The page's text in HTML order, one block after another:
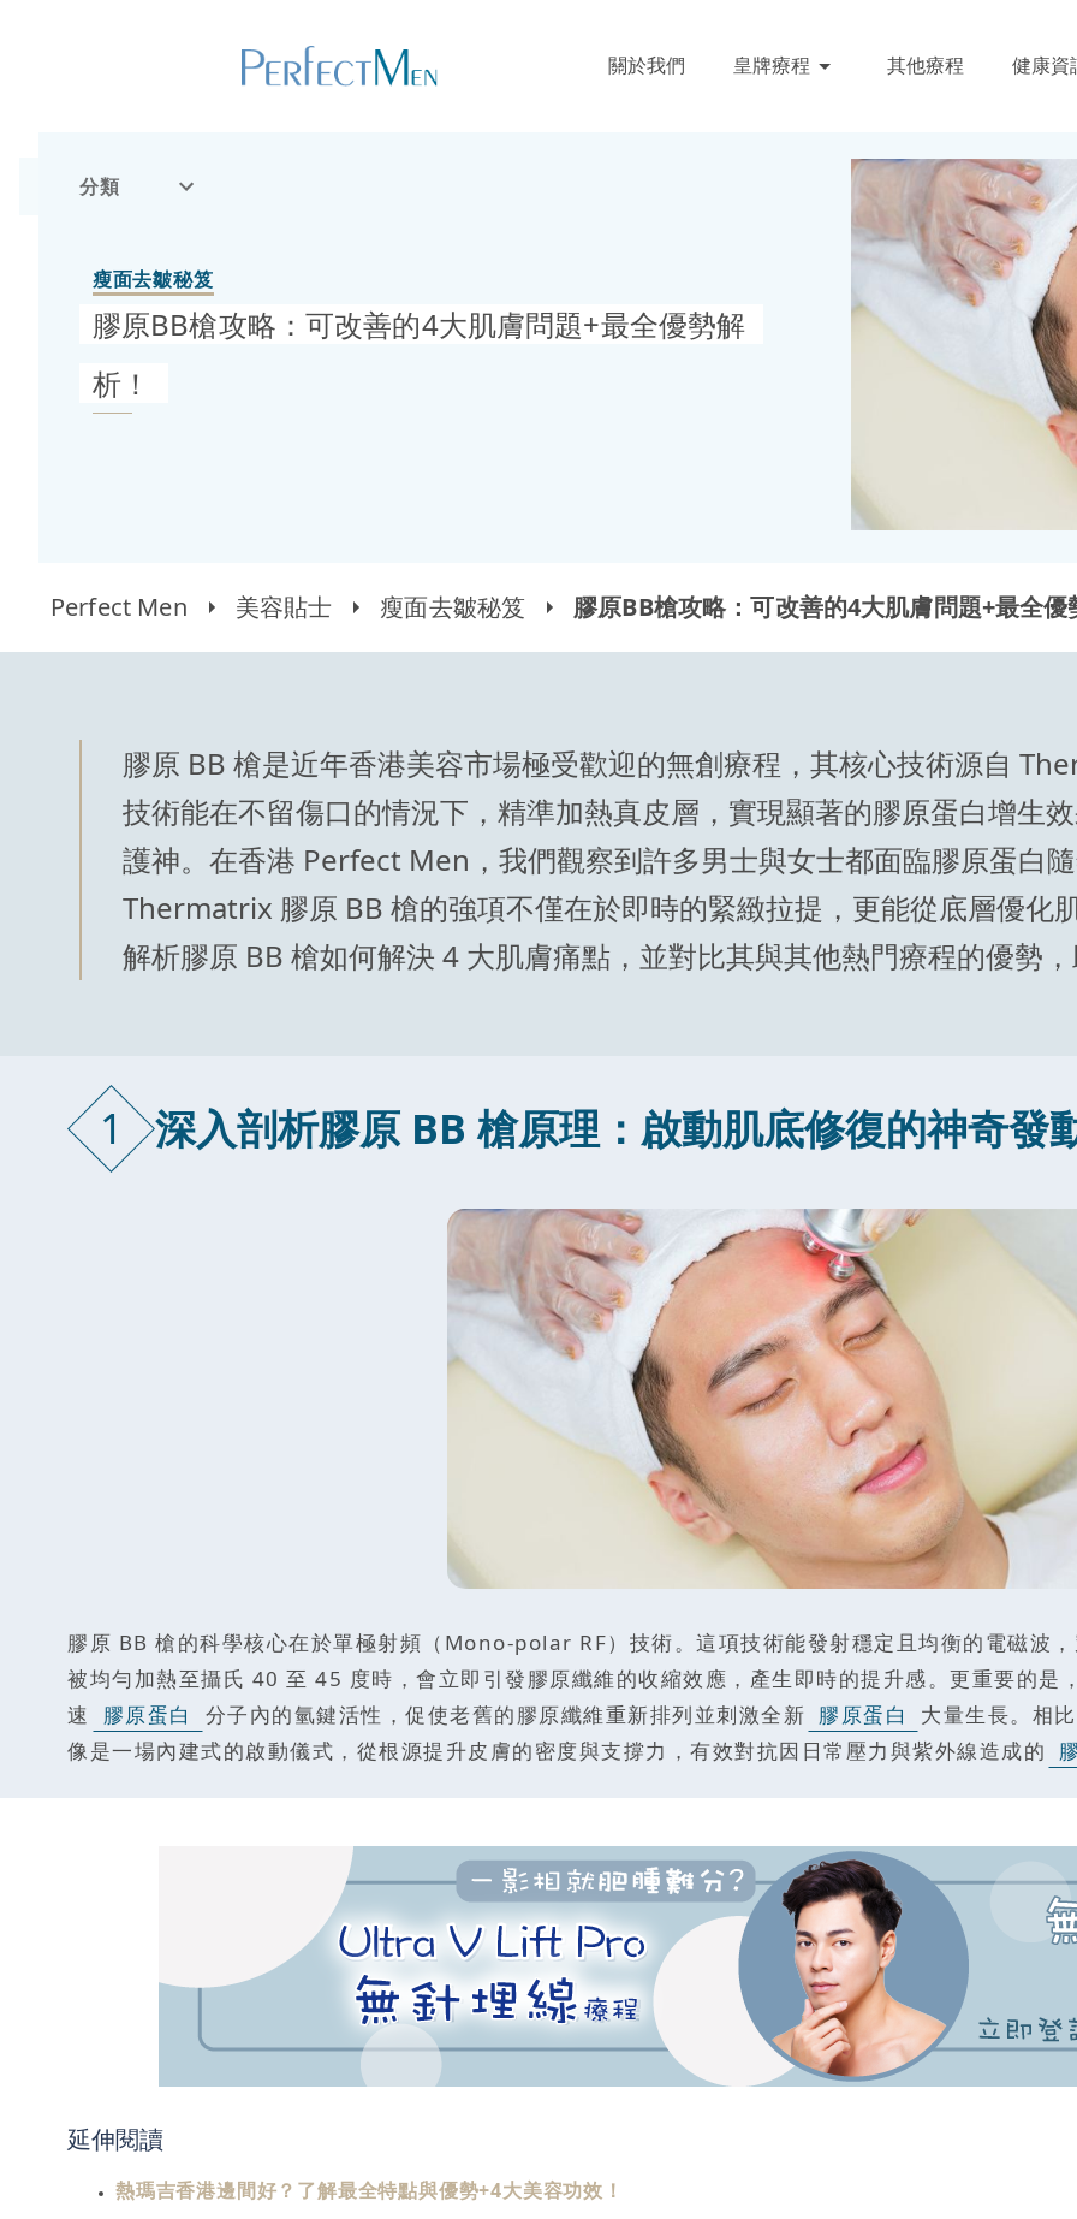
分類
關於我們 皇牌療程 其他療程 健康資
瘦面去皺秘笈
膠原BB槍攻略：可改善的4大肌膚問題+最全優勢解
析！
Perfect Men 美容貼士 瘦面去皺秘笈 膠原BB槍攻略：可改善的4大肌膚問題+最全優
膠原 BB 槍是近年香港美容市場極受歡迎的無創療程，其核心技術源自
技術能在不留傷口的情況下，精準加熱真皮層，實現顯著的膠原蛋白增生
護神。在香港 Perfect Men，我們觀察到許多男士與女士都面臨膠原蛋白
Thermatrix 膠原 BB 槍的強項不僅在於即時的緊緻拉提，更能從底層優化
解析膠原 BB 槍如何解決 4 大肌膚痛點，並對比其與其他熱門療程的優勢
1 深入剖析膠原 BB 槍原理：啟動肌底修復的神奇發
膠原 BB 槍的科學核心在於單極射頻（Mono-polar RF）技術。這項技術能發射穩定且均衡的電磁波
被均勻加熱至攝氏 40 至 45 度時，會立即引發膠原纖維的收縮效應，產生即時的提升感。更重要的是
速
膠原蛋白 分子內的氫鍵活性，促使老舊的膠原纖維重新排列並刺激全新 膠原蛋白
大量生長。相
像是一場內建式的啟動儀式，從根源提升皮膚的密度與支撐力，有效對抗因日常壓力與紫外線造成的
延伸閱讀
熱瑪吉香港邊間好？了解最全特點與優勢+4大美容功效！